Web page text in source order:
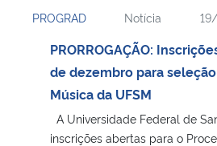
Ministério da Mulher, da Família e dos Direitos
Secretaria-Geral
Secretaria de Governo
PROGRAD Notícia
PRORROGAÇÃO:
de dezembro para
Música da UFSM
A Universidade Federal de
inscrições abertas para o